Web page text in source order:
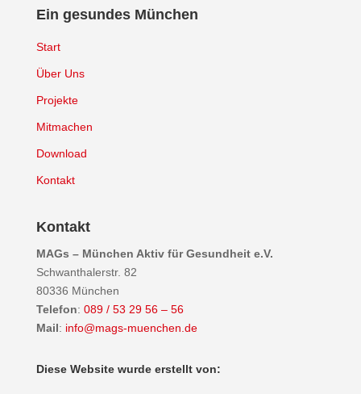
Ein gesundes München
Start
Über Uns
Projekte
Mitmachen
Download
Kontakt
Kontakt
MAGs – München Aktiv für Gesundheit e.V.
Schwanthalerstr. 82
80336 München
Telefon: 089 / 53 29 56 – 56
Mail: info@mags-muenchen.de
Diese Website wurde erstellt von: